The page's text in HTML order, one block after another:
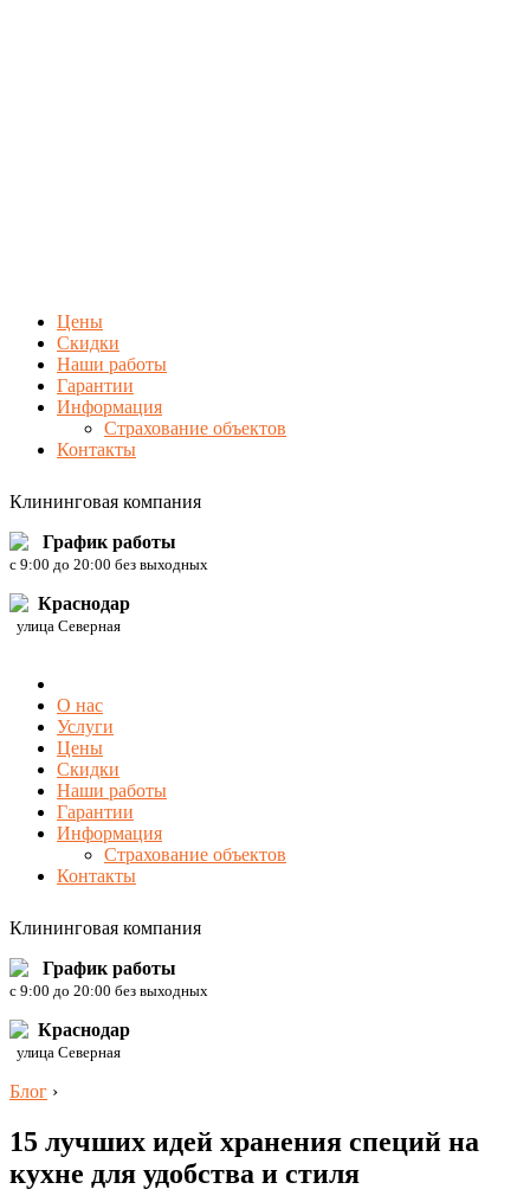
Цены
Скидки
Наши работы
Гарантии
Информация
Страхование объектов
Контакты
Клининговая компания
График работы
c 9:00 до 20:00 без выходных
Краснодар
улица Северная
О нас
Услуги
Цены
Скидки
Наши работы
Гарантии
Информация
Страхование объектов
Контакты
Клининговая компания
График работы
c 9:00 до 20:00 без выходных
Краснодар
улица Северная
Блог ›
15 лучших идей хранения специй на
кухне для удобства и стиля